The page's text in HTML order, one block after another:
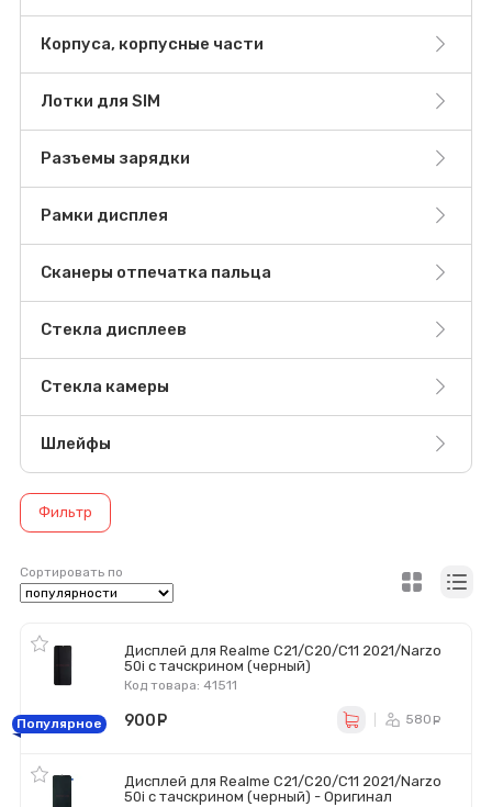
Корпуса, корпусные части
Лотки для SIM
Разъемы зарядки
Рамки дисплея
Сканеры отпечатка пальца
Стекла дисплеев
Стекла камеры
Шлейфы
Фильтр
Сортировать по
Дисплей для Realme C21/C20/C11 2021/Narzo
50i с тачскрином (черный)
Код товара: 41511
Популярное 900 580
Дисплей для Realme C21/C20/C11 2021/Narzo
50i с тачскрином (черный) - Оригинал